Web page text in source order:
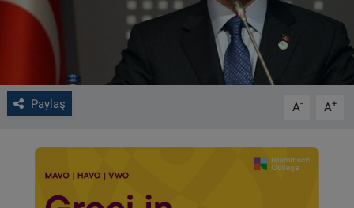
Paylaş A- A+
ALGEMENE VOORWAARDEN
CONTACT
Çerez Politikası